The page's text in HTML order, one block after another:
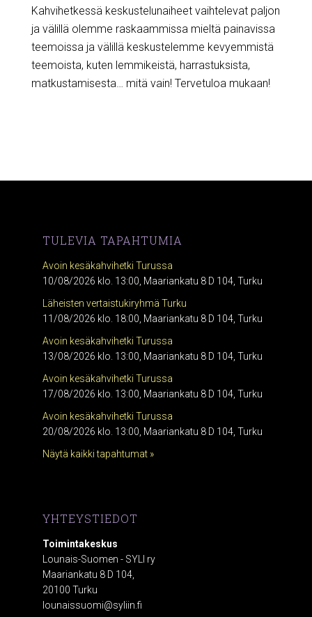
Kahvihetkessä keskustelunaiheet vaihtelevat paljon
ja välillä olemme raskaammissa mieltä painavissa
teemoissa ja välillä keskustelemme kevyemmistä
teemoista, kuten lemmikeistä, harrastuksista,
matkustamisesta… mitä vain! Tervetuloa mukaan!
TULEVIA TAPAHTUMIA
Avoin kesäkahvihetki Turussa
10/08/2026 klo. 13:00, Maariankatu 8 D 104, Turku
Läheisten vertaistukiryhmä Turku
11/08/2026 klo. 18:00, Maariankatu 8 D 104, Turku
Avoin kesäkahvihetki Turussa
13/08/2026 klo. 13:00, Maariankatu 8 D 104, Turku
Avoin kesäkahvihetki Turussa
17/08/2026 klo. 13:00, Maariankatu 8 D 104, Turku
Avoin kesäkahvihetki Turussa
20/08/2026 klo. 13:00, Maariankatu 8 D 104, Turku
Näytä kaikki tapahtumat »
YHTEYSTIEDOT
Toimintakeskus
Lounais-Suomen - SYLI ry
Maariankatu 8 D 104,
20100 Turku
lounaissuomi@syliin.fi